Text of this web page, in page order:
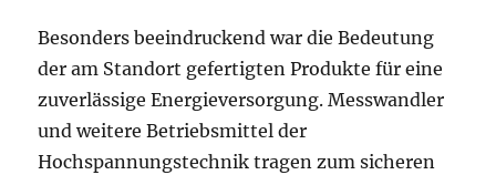
Besonders beeindruckend war die Bedeutung
der am Standort gefertigten Produkte für eine
zuverlässige Energieversorgung. Messwandler
und weitere Betriebsmittel der
Hochspannungstechnik tragen zum sicheren